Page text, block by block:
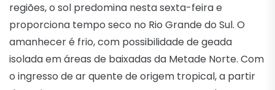
regiões, o sol predomina nesta sexta-feira e
proporciona tempo seco no Rio Grande do Sul. O
amanhecer é frio, com possibilidade de geada
isolada em áreas de baixadas da Metade Norte. Com
o ingresso de ar quente de origem tropical, a partir